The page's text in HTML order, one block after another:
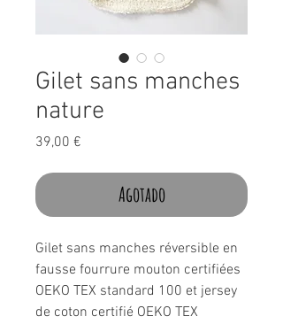
Gilet sans manches
nature
39,00 €
Agotado
Gilet sans manches réversible en
fausse fourrure mouton certifiées
OEKO TEX standard 100 et jersey
de coton certifié OEKO TEX